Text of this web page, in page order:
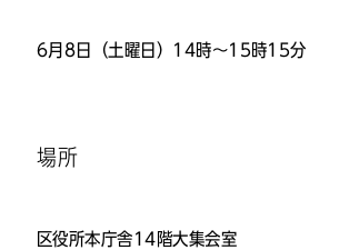
6月8日（土曜日）14時～15時15分
場所
区役所本庁舎14階大集会室